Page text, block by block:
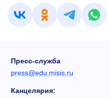
Пресс-служба
press@edu.misis.ru
Канцелярия: